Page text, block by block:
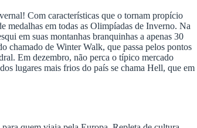
Com características que o tornam propício
medalhas em todas as Olimpíadas de Inverno. Na
em suas montanhas branquinhas a apenas 30
chamado de Winter Walk, que passa pelos pontos
Em dezembro, não perca o típico mercado
lugares mais frios do país se chama Hell, que em